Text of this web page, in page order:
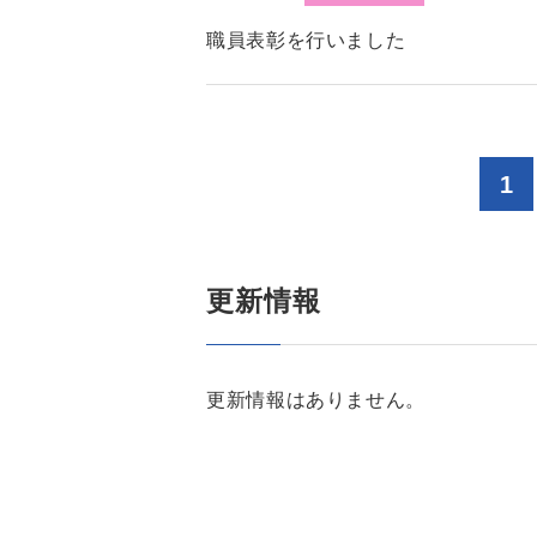
職員表彰を行いました
1
更新情報
更新情報はありません。